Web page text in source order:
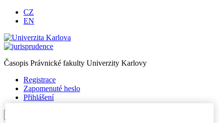
CZ
EN
Časopis Právnické fakulty Univerzity Karlovy
Registrace
Zapomenuté heslo
Přihlášení